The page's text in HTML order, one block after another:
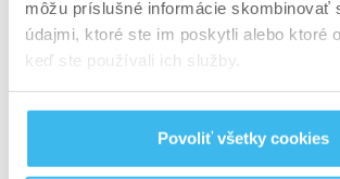
môžu príslušné informácie skombinovať
údajmi, ktoré ste im poskytli alebo ktoré
keď ste používali ich služby.
Povoliť všetky cookies
výber tých potravín, ktoré vám
najviac. Väčšina z nich sa bežne
každej kuchyni a nebude problém
ich aj pri nákupe v obchodoch.
Prírodný zdroj